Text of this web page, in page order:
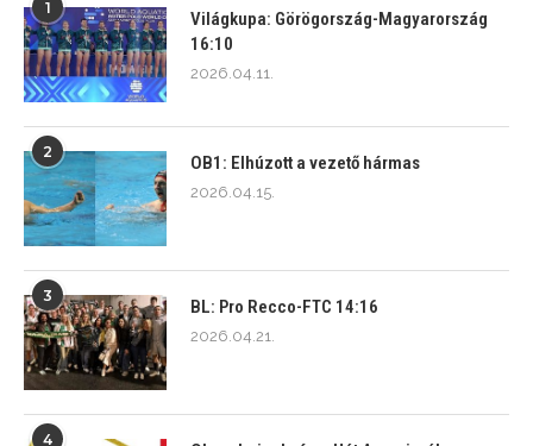
1
Világkupa: Görögország-Magyarország
16:10
2026.04.11.
2
OB1: Elhúzott a vezető hármas
2026.04.15.
3
BL: Pro Recco-FTC 14:16
2026.04.21.
4